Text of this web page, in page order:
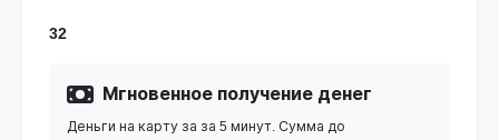
32
Мгновенное получение денег
Деньги на карту за за 5 минут. Сумма до